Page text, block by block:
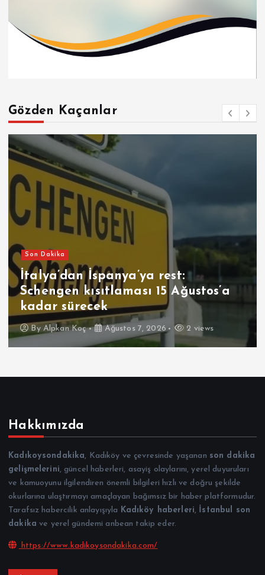
Gözden Kaçanlar
Son Dakika
İtalya’dan İspanya’ya rest:
Schengen kısıtlaması 15 Ağustos’a
kadar sürecek
By Alpkan Koç Ağustos 7, 2026 2 views
Hakkımızda
Kadıkoysondakika, Kadıköy ve çevresinde yaşanan son dakika
gelişmelerini, güncel haberleri, asayiş olaylarını, yerel duyuruları
ve kamuoyunu ilgilendiren önemli bilgileri hızlı ve doğru şekilde
okurlarına ulaştırmayı amaçlayan bağımsız bir haber platformudur.
Tarafsız habercilik anlayışıyla Kadıköy haberleri,
İstanbul son
dakika ve yerel gündemi anbean takip eder.
https://www.kadikoysondakika.com/